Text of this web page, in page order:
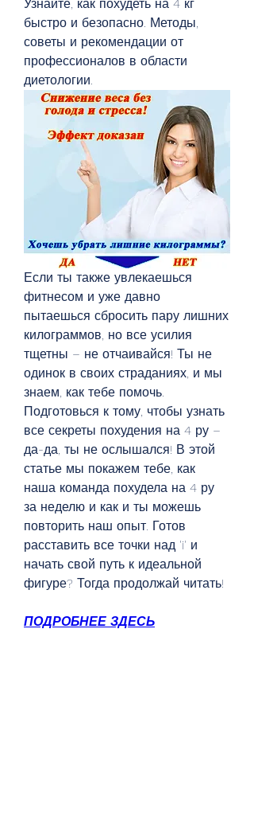
Узнайте, как похудеть на 4 кг
быстро и безопасно. Методы,
советы и рекомендации от
профессионалов в области
диетологии.
Если ты также увлекаешься
фитнесом и уже давно
пытаешься сбросить пару лишних
килограммов, но все усилия
тщетны – не отчаивайся! Ты не
одинок в своих страданиях, и мы
знаем, как тебе помочь.
Подготовься к тому, чтобы узнать
все секреты похудения на 4 ру –
да-да, ты не ослышался! В этой
статье мы покажем тебе, как
наша команда похудела на 4 ру
за неделю и как и ты можешь
повторить наш опыт. Готов
расставить все точки над 'i' и
начать свой путь к идеальной
фигуре? Тогда продолжай читать!
ПОДРОБНЕЕ ЗДЕСЬ